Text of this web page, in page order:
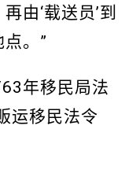
由‘载送员’到
。”
年移民局法
运移民法令